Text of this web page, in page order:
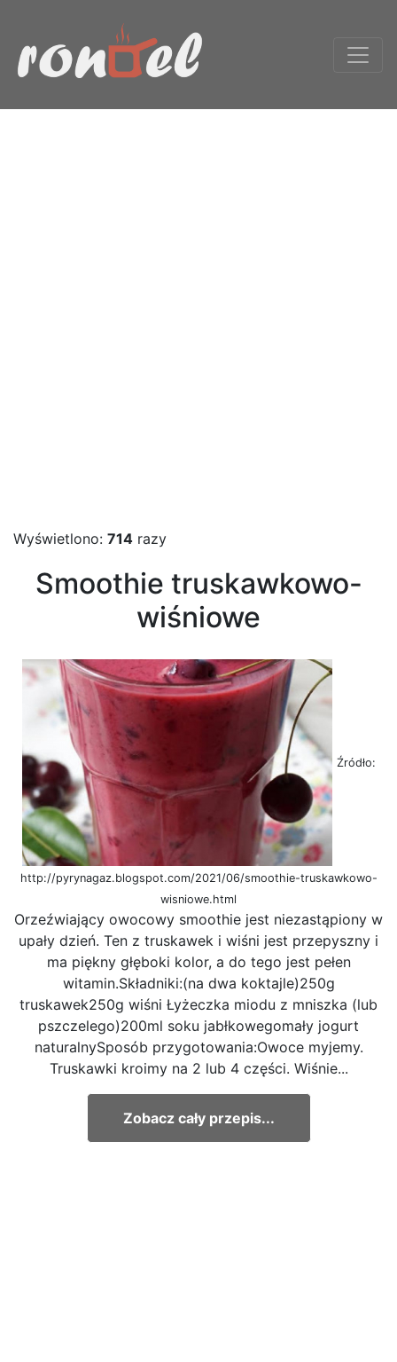
Wyświetlono: 714 razy
Smoothie truskawkowo-
wiśniowe
Źródło:
http://pyrynagaz.blogspot.com/2021/06/smoothie-truskawkowo-
wisniowe.html
Orzeźwiający owocowy smoothie jest niezastąpiony w
upały dzień. Ten z truskawek i wiśni jest przepyszny i
ma piękny głęboki kolor, a do tego jest pełen
witamin.Składniki:(na dwa koktajle)250g
truskawek250g wiśni Łyżeczka miodu z mniszka (lub
pszczelego)200ml soku jabłkowegomały jogurt
naturalnySposób przygotowania:Owoce myjemy.
Truskawki kroimy na 2 lub 4 części. Wiśnie...
Zobacz cały przepis...